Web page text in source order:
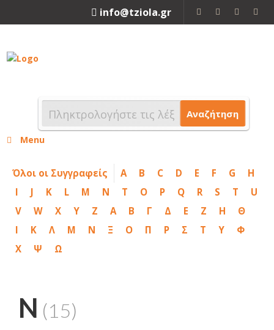
info@tziola.gr
Αναζήτηση
Menu
Όλοι οι Συγγραφείς A B C D E F G
H
I
J K L M N T O P Q R S T
U
V
W X Y Z Α Β Γ Δ Ε Ζ Η
Θ
Ι
Κ Λ Μ Ν Ξ Ο Π Ρ Σ Τ Υ
Φ
Χ
Ψ Ω
N (15)